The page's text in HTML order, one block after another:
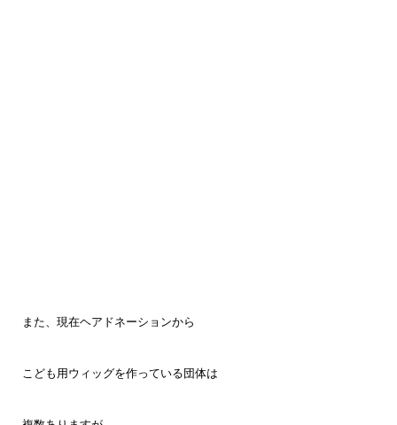
また、現在ヘアドネーションから
こども用ウィッグを作っている団体は